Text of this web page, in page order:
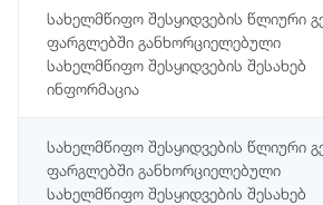
სახელმწიფო შესყიდვების წლიური
ფარგლებში განხორციელებული
სახელმწიფო შესყიდვების შესახებ
ინფორმაცია
სახელმწიფო შესყიდვების წლიური
ფარგლებში განხორციელებული
სახელმწიფო შესყიდვების შესახებ